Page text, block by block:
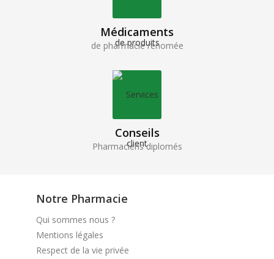
Médicaments
de pharmacie renomée
Conseils
Pharmaciens diplomés
Notre Pharmacie
Qui sommes nous ?
Mentions légales
Respect de la vie privée